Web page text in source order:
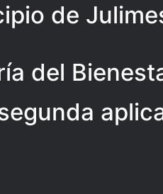
de
del